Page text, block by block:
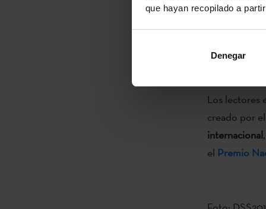
que hayan recopilado a
Denegar
oficial
mano de
puede leer
Los lectores
creado por
internacional
el Premio